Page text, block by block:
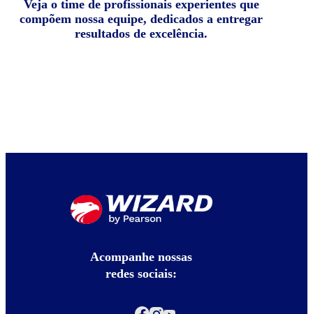
Veja o time de profissionais experientes que
compõem nossa equipe, dedicados a entregar
resultados de excelência.
Acompanhe nossas
redes sociais: